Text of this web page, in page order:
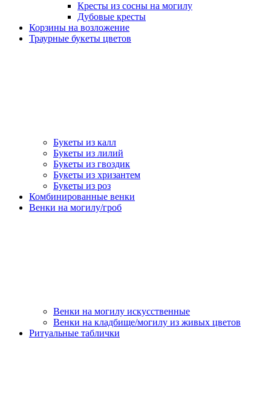
Кресты из сосны на могилу
Дубовые кресты
Корзины на возложение
Траурные букеты цветов
Букеты из калл
Букеты из лилий
Букеты из гвоздик
Букеты из хризантем
Букеты из роз
Комбинированные венки
Венки на могилу/гроб
Венки на могилу искусственные
Венки на кладбище/могилу из живых цветов
Ритуальные таблички